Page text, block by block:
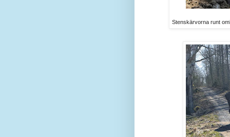
Stenskärvorna runt